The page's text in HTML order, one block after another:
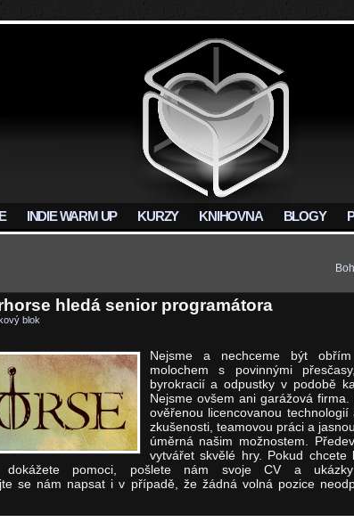
INDIE WARM UP KURZY KNIHOVNA BLOGY
hledá senior programátora
blok
Nejsme a nechceme být obřím
molochem s povinnými
byrokracií a odpustky v podobě
Nejsme ovšem ani garážová
ověřenou licencovanou
zkušenosti, teamovou práci a
úměrná našim možnostem.
vytvářet skvělé hry. Pokud
pomoci, pošlete nám svoje CV a
se nám napsat i v případě, že žádná volná pozice